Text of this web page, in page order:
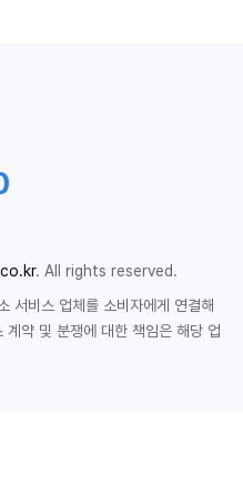
. All rights reserved.
서비스 업체를 소비자에게 연결해
약 및 분쟁에 대한 책임은 해당 업